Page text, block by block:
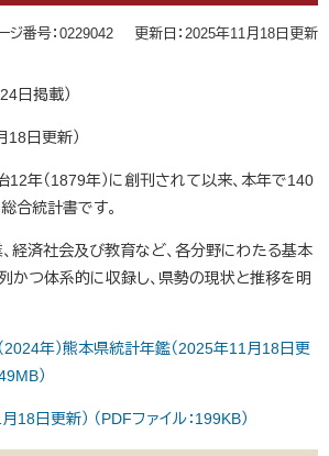
ジ番号：0229042 更新日：2025年11月18日更新
日掲載）
18日更新）
12年（1879年）に創刊されて以来、本年で140
合統計書です。
、経済社会及び教育など、各分野にわたる基本
かつ体系的に収録し、県勢の現状と推移を明
2024年）熊本県統計年鑑（2025年11月18日更
）
18日更新） （PDFファイル：199KB）